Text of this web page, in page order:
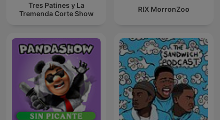
Tres Patines y La
Tremenda Corte Show
RIX MorronZoo